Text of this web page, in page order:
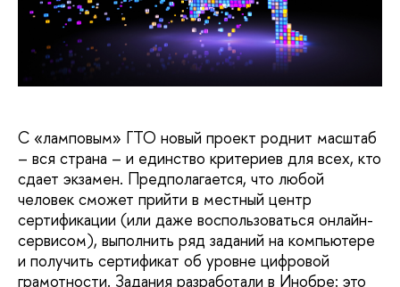
С «ламповым» ГТО новый проект роднит масштаб
– вся страна – и единство критериев для всех, кто
сдает экзамен. Предполагается, что любой
человек сможет прийти в местный центр
сертификации (или даже воспользоваться онлайн-
сервисом), выполнить ряд заданий на компьютере
и получить сертификат об уровне цифровой
грамотности. Задания разработали в Инобре: это